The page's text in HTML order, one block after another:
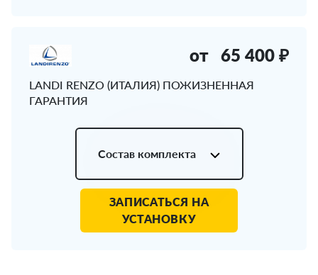
LANDI RENZO (ИТАЛИЯ) ПОЖИЗНЕННАЯ
ГАРАНТИЯ
от 65 400 ₽
Состав комплекта
ЗАПИСАТЬСЯ НА
УСТАНОВКУ